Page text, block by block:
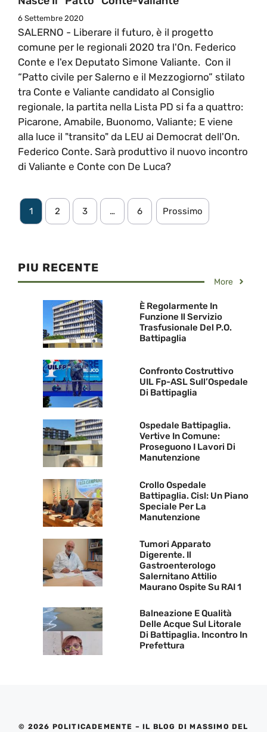
6 Settembre 2020
SALERNO - Liberare il futuro, è il progetto
comune per le regionali 2020 tra l'On. Federico
Conte e l'ex Deputato Simone Valiante. Con il
“Patto civile per Salerno e il Mezzogiorno” stilato
tra Conte e Valiante candidato al Consiglio
regionale, la partita nella Lista PD si fa a quattro:
Picarone, Amabile, Buonomo, Valiante; E viene
alla luce il "transito" da LEU ai Democrat dell'On.
Federico Conte. Sarà produttivo il nuovo incontro
di Valiante e Conte con De Luca?
1 2 3 … 6 Prossimo
PIU RECENTE
More
È Regolarmente In
Funzione Il Servizio
Trasfusionale Del P.O.
Battipaglia
Confronto Costruttivo
UIL Fp-ASL Sull’Ospedale
Di Battipaglia
Ospedale Battipaglia.
Vertive In Comune:
Proseguono I Lavori Di
Manutenzione
Crollo Ospedale
Battipaglia. Cisl: Un Piano
Speciale Per La
Manutenzione
Tumori Apparato
Digerente. Il
Gastroenterologo
Salernitano Attilio
Maurano Ospite Su RAI 1
Balneazione E Qualità
Delle Acque Sul Litorale
Di Battipaglia. Incontro In
Prefettura
© 2026 POLITICADEMENTE – IL BLOG DI MASSIMO DEL